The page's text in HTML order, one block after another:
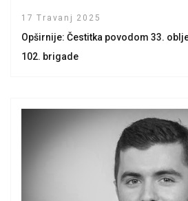
17 Travanj 2025
Opširnije: Čestitka povodom 33.
102. brigade